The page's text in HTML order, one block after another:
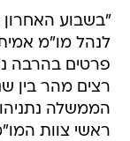
"בשבוע
לנהל מו"מ
פרטים בהרבה
רצים מהר בין
הממשלה
ראשי צוות